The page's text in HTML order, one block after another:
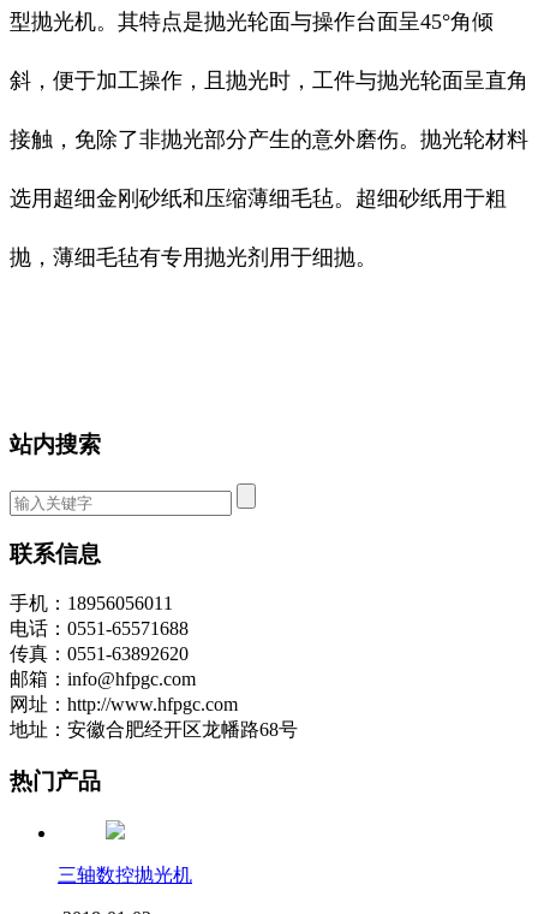
型抛光机。其特点是抛光轮面与操作台面呈45°角倾
斜，便于加工操作，且抛光时，工件与抛光轮面呈直角
接触，免除了非抛光部分产生的意外磨伤。抛光轮材料
选用超细金刚砂纸和压缩薄细毛毡。超细砂纸用于粗
抛，薄细毛毡有专用抛光剂用于细抛。
站内搜索
联系信息
手机：18956056011
电话：0551-65571688
传真：0551-63892620
邮箱：info@hfpgc.com
网址：http://www.hfpgc.com
地址：安徽合肥经开区龙幡路68号
热门产品
三轴数控抛光机